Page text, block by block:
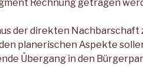
Rechnung getragen
der direkten Nachbarschaft
planerischen Aspekte
Übergang in den